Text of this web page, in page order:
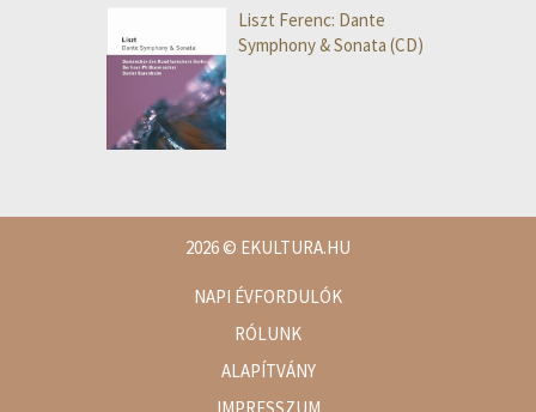
Liszt Ferenc: Dante
Symphony & Sonata (CD)
2026© EKULTURA.HU
NAPI ÉVFORDULÓK
RÓLUNK
ALAPÍTVÁNY